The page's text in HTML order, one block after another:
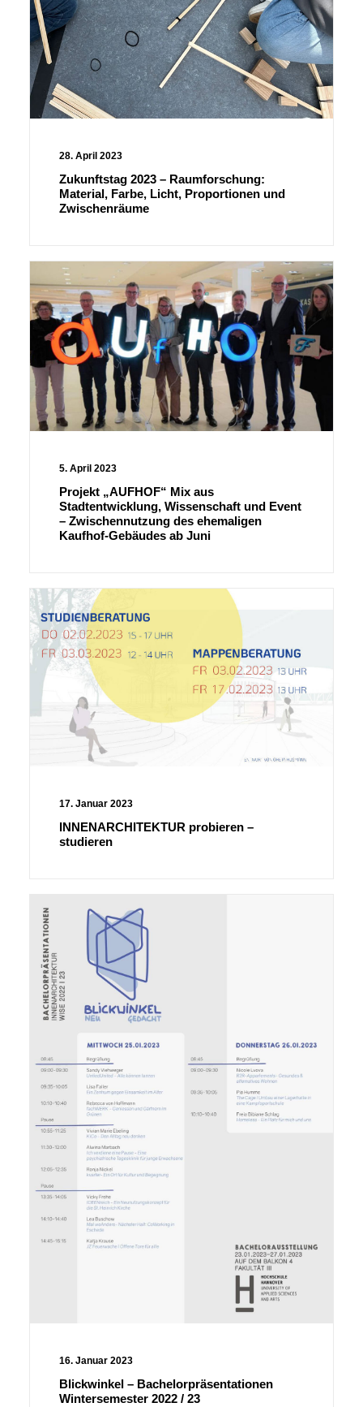
28. April 2023
Zukunftstag 2023 – Raumforschung:
Material, Farbe, Licht, Proportionen und
Zwischenräume
5. April 2023
Projekt „AUFHOF“ Mix aus
Stadtentwicklung, Wissenschaft und Event
– Zwischennutzung des ehemaligen
Kaufhof-Gebäudes ab Juni
17. Januar 2023
INNENARCHITEKTUR probieren –
studieren
16. Januar 2023
Blickwinkel – Bachelorpräsentationen
Wintersemester 2022 / 23